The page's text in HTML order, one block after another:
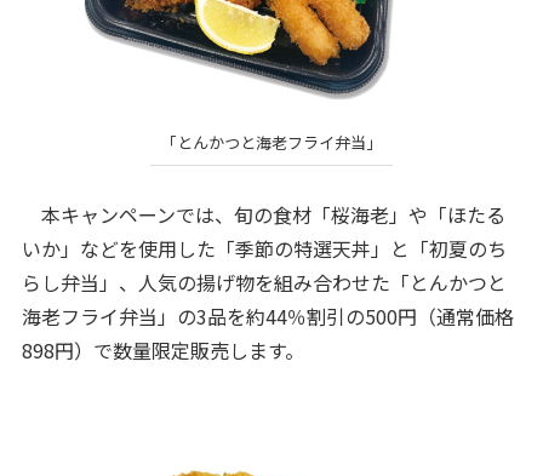
「とんかつと海老フライ弁当」
本キャンペーンでは、旬の食材「桜海老」や「ほたる
いか」などを使用した「季節の特選天丼」と「初夏のち
らし弁当」、人気の揚げ物を組み合わせた「とんかつと
海老フライ弁当」の3品を約44％割引の500円（通常価格
898円）で数量限定販売します。